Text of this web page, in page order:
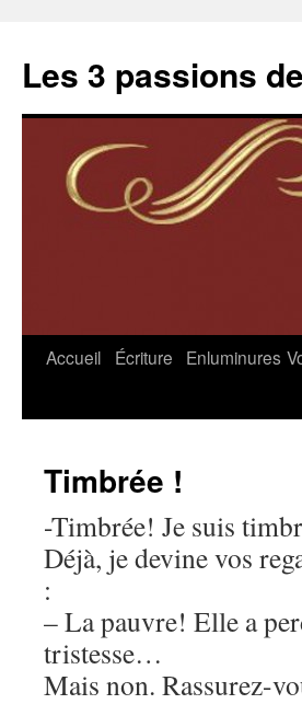
Les 3 passions
Aller
Accueil Écriture Enluminures
Timbrée !
-Timbrée! Je suis
Déjà, je devine vos
:
– La pauvre! Elle a
tristesse…
Mais non. Rassurez-